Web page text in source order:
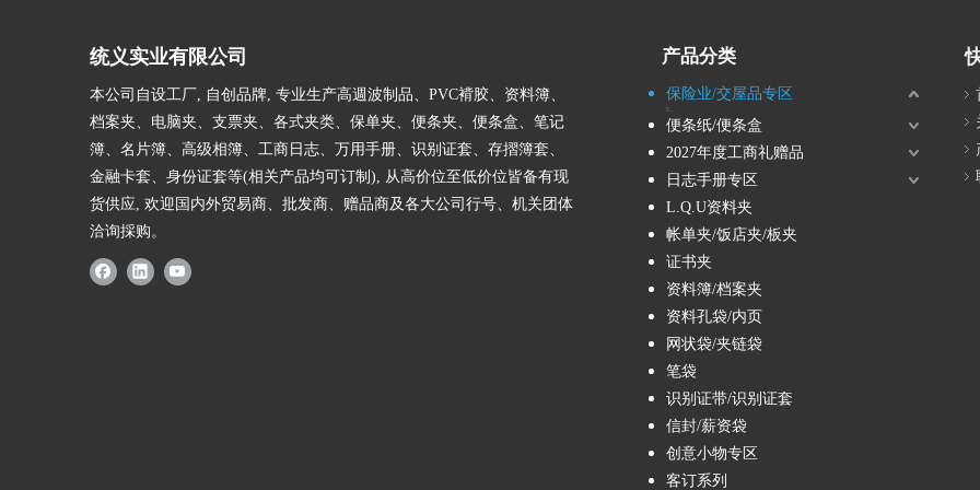
统义实业有限公司
本公司自设工厂, 自创品牌, 专业生产高週波制品、PVC褙胶、资料簿、
档案夹、电脑夹、支票夹、各式夹类、保单夹、便条夹、便条盒、笔记
簿、名片簿、高级相簿、工商日志、万用手册、识别证套、存摺簿套、
金融卡套、身份证套等(相关产品均可订制), 从高价位至低价位皆备有现
货供应, 欢迎国内外贸易商、批发商、赠品商及各大公司行号、机关团体
洽询採购。
产品分类
保险业/交屋品专区
便条纸/便条盒
2027年度工商礼赠品
日志手册专区
L.Q.U资料夹
帐单夹/饭店夹/板夹
证书夹
资料簿/档案夹
资料孔袋/内页
网状袋/夹链袋
笔袋
识别证带/识别证套
信封/薪资袋
创意小物专区
客订系列